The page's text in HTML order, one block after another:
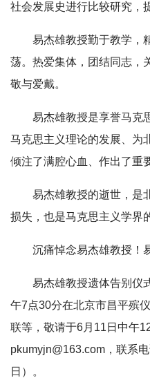
社会发展史进行比较研究，
易杰雄教授勤于教学，
荡。热爱集体，团结同志，
敬与爱戴。
易杰雄教授是享誉马克
马克思主义理论的发展、为
倾注了满腔心血、作出了重
易杰雄教授的逝世，是
损失，也是马克思主义学界
沉痛悼念易杰雄教授！
易杰雄教授遗体告别仪
午7点30分在北京市昌平殡
联等，敬请于6月11日中午
pkumyjn@163.com，联系
日）。